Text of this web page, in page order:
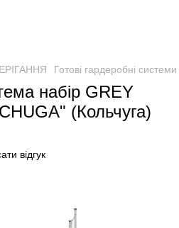
Готові гардеробні системи
набір GREY
(Кольчуга)
відгук